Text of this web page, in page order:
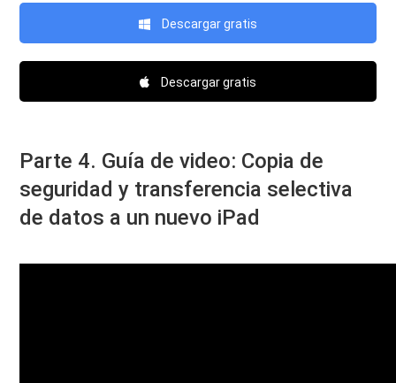
Descargar gratis
Descargar gratis
Parte 4. Guía de video: Copia de
seguridad y transferencia selectiva
de datos a un nuevo iPad